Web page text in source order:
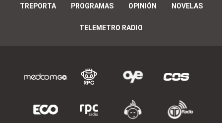
TREPORTA PROGRAMAS OPINIÓN NOVELAS
TELEMETRO RADIO